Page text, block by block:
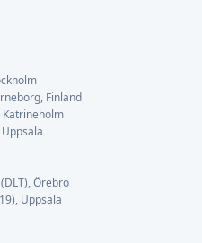
Finland
Katrineholm
Örebro
Uppsala